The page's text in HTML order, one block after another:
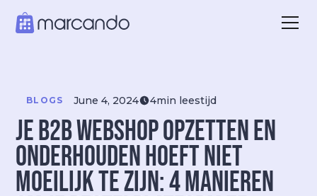
BLOGS June 4, 2024 4min leestijd
Je B2B webshop opzetten en
onderhouden hoeft niet
moeilijk te zijn: 4 manieren